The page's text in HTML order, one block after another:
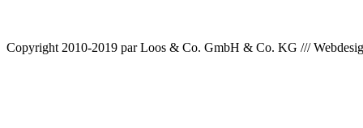
Copyright 2010-2019 par Loos & Co. GmbH & Co. KG ///